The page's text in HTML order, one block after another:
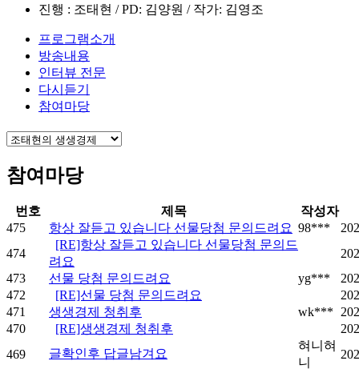
진행 : 조태현 / PD: 김양원 / 작가: 김영조
프로그램소개
방송내용
인터뷰 전문
다시듣기
참여마당
참여마당
번호 제목
작성자
475
항상 잘듣고 있습니다 선물당첨 문의드려요 98***
474
[RE]항상 잘듣고 있습니다 선물당첨 문의드
려요
473
선물 당첨 문의드려요 yg***
472
[RE]선물 당첨 문의드려요
471
생생경제 청취후 wk***
470
[RE]생생경제 청취후
469
글확인후 답글남겨요
혀니혀
니